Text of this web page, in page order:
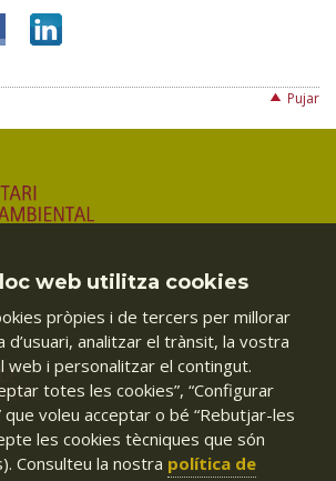
Pujar
web utilitza cookies
pròpies i de tercers per millorar
d’usuari, analitzar el trànsit, la vostra
web i personalitzar el contingut.
totes les cookies”, “Configurar
que voleu acceptar o bé “Rebutjar-les
les cookies tècniques que són
Consulteu la nostra política de